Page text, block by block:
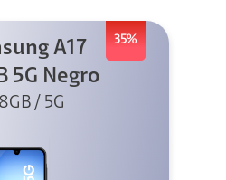
35%
A17
5G Negro
/ 5G